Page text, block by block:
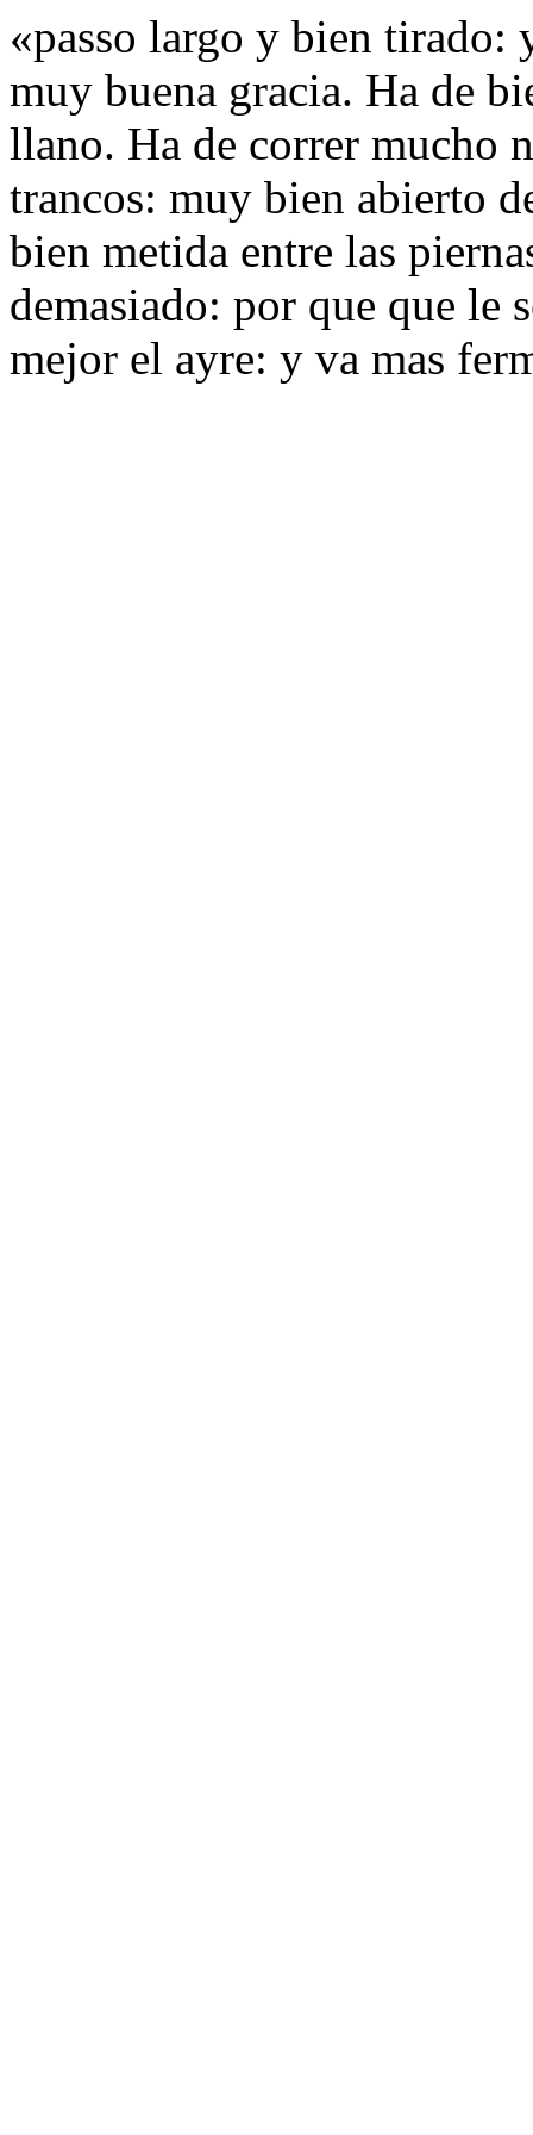
«passo largo y bien tirado:
muy buena gracia. Ha de
llano. Ha de correr mucho
trancos: muy bien abierto
bien metida entre las
demasiado: por que que le
mejor el ayre: y va mas